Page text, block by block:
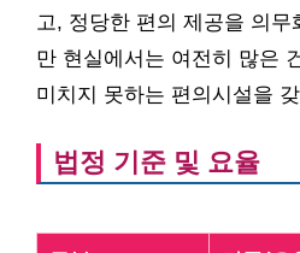
고, 정당한 편의 제공을 의무
만 현실에서는 여전히 많은
미치지 못하는 편의시설을
법정 기준 및 요율